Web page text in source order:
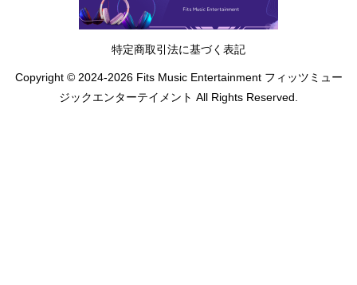
特定商取引法に基づく表記
Copyright © 2024-2026 Fits Music Entertainment フィッツミュー
ジックエンターテイメント All Rights Reserved.